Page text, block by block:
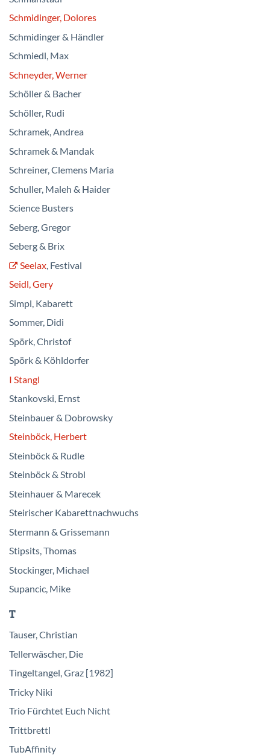
Schmidinger, Dolores
Schmidinger & Händler
Schmiedl, Max
Schneyder, Werner
Schöller & Bacher
Schöller, Rudi
Schramek, Andrea
Schramek & Mandak
Schreiner, Clemens Maria
Schuller, Maleh & Haider
Science Busters
Seberg, Gregor
Seberg & Brix
Seelax, Festival
Seidl, Gery
Simpl, Kabarett
Sommer, Didi
Spörk, Christof
Spörk & Köhldorfer
I Stangl
Stankovski, Ernst
Steinbauer & Dobrowsky
Steinböck, Herbert
Steinböck & Rudle
Steinböck & Strobl
Steinhauer & Marecek
Steirischer Kabarettnachwuchs
Stermann & Grissemann
Stipsits, Thomas
Stockinger, Michael
Supancic, Mike
T
Tauser, Christian
Tellerwäscher, Die
Tingeltangel, Graz [1982]
Tricky Niki
Trio Fürchtet Euch Nicht
Trittbrettl
TubAffinity